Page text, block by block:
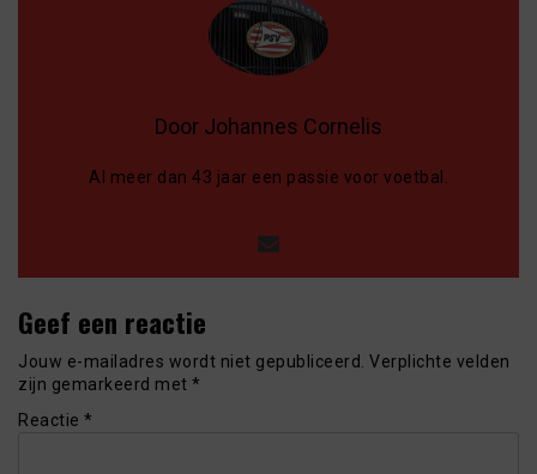
Door Johannes Cornelis
Al meer dan 43 jaar een passie voor voetbal.
Geef een reactie
Jouw e-mailadres wordt niet gepubliceerd. Verplichte velden
zijn gemarkeerd met *
Reactie *